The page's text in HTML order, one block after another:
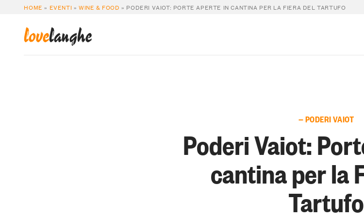
HOME » EVENTI »WINE & FOOD » PODERI VAIOT: PORTE APERTE IN CANTINA PER LA FIERA DEL TARTUFO
lovelanghe
— PODERI VAIOT
Poderi Vaiot:
cantina per la
Tartufo